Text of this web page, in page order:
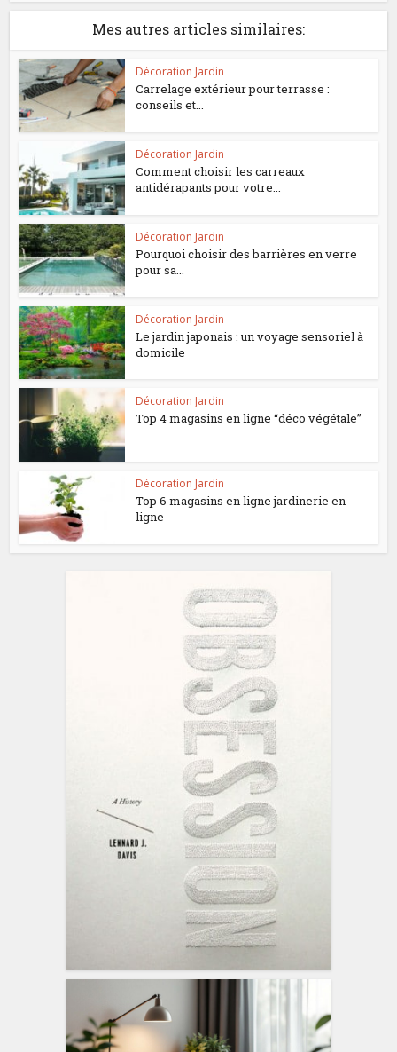
Mes autres articles similaires:
Décoration Jardin
Carrelage extérieur pour terrasse :
conseils et...
Décoration Jardin
Comment choisir les carreaux
antidérapants pour votre...
Décoration Jardin
Pourquoi choisir des barrières en verre
pour sa...
Décoration Jardin
Le jardin japonais : un voyage sensoriel à
domicile
Décoration Jardin
Top 4 magasins en ligne “déco végétale”
Décoration Jardin
Top 6 magasins en ligne jardinerie en
ligne